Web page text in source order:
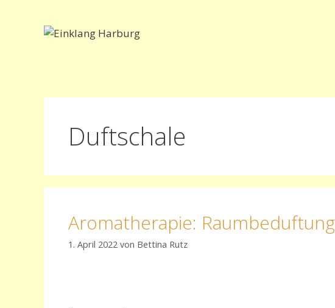
Duftschale
Aromatherapie: Raumbeduftung
1. April 2022 von Bettina Rutz